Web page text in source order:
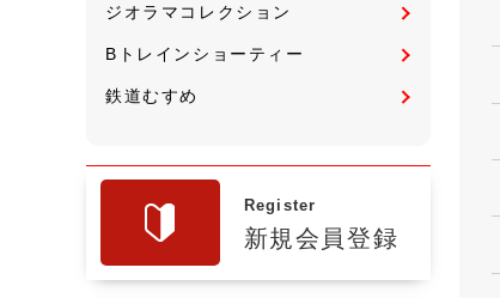
ジオラマコレクション
Bトレインショーティー
鉄道むすめ
Register
新規会員登録